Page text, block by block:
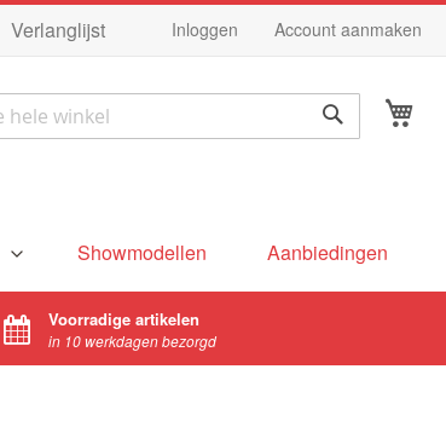
Ga
Verlanglijst Inloggen Account aanmaken
Zoek
Showmodellen Aanbiedingen
Voorradige artikelen
in 10 werkdagen bezorgd